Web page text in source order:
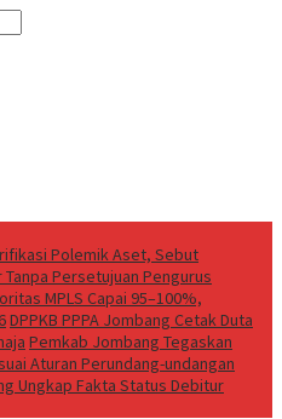
Polemik Aset, Sebut
Tanpa Persetujuan Pengurus
MPLS Capai 95–100%,
DPPKB PPPA Jombang Cetak Duta
Pemkab Jombang Tegaskan
Aturan Perundang-undangan
Ungkap Fakta Status Debitur